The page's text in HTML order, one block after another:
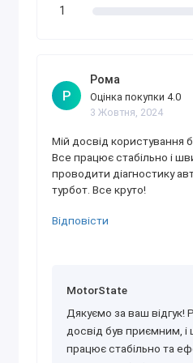
Jetta
Passat B6
Passat CC
Polo
T5
Fabia
Octavia A5 FL
Octavia A7
1
Р
Рома
Оцінка покупки 4.0
3 Жовтня, 2024
Мій досвід користування
Все працює стабільно і
проводити діагностику
турбот. Все круто!
Відповісти
MotorState
Дякуємо за ваш відгук!
досвід був приємним,
працює стабільно та